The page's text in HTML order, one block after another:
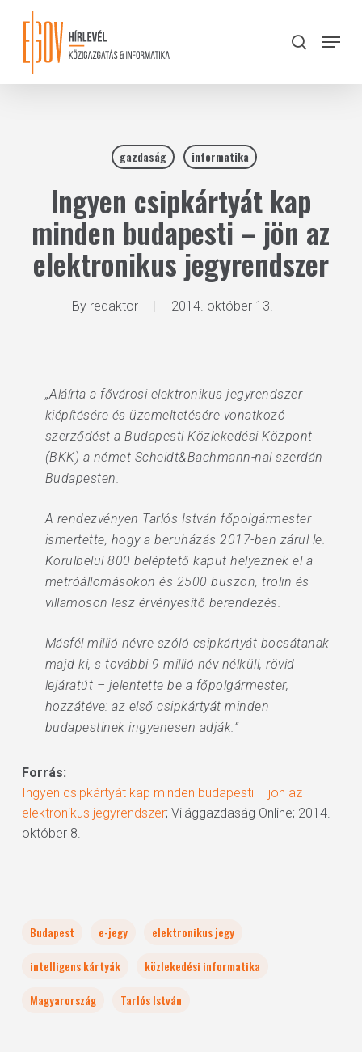
content
search
Menu
gazdaság informatika
Ingyen csipkártyát kap
minden budapesti – jön az
elektronikus jegyrendszer
By redaktor 2014. október 13.
„Aláírta a fővárosi elektronikus jegyrendszer
kiépítésére és üzemeltetésére vonatkozó
szerződést a Budapesti Közlekedési Központ
(BKK) a német Scheidt&Bachmann-nal szerdán
Budapesten.
A rendezvényen Tarlós István főpolgármester
ismertette, hogy a beruházás 2017-ben zárul le.
Körülbelül 800 beléptető kaput helyeznek el a
metróállomásokon és 2500 buszon, trolin és
villamoson lesz érvényesítő berendezés.
Másfél millió névre szóló csipkártyát bocsátanak
majd ki, s további 9 millió név nélküli, rövid
lejáratút – jelentette be a főpolgármester,
hozzátéve: az első csipkártyát minden
budapestinek ingyenesen adják.”
Forrás:
Ingyen csipkártyát kap minden budapesti – jön az
elektronikus jegyrendszer; Világgazdaság Online; 2014.
október 8.
Budapest e-jegy
elektronikus jegy
intelligens kártyák
közlekedési informatika
Magyarország
Tarlós István
Close